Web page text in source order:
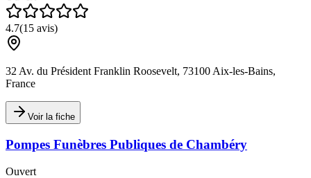
4.7(15 avis)
32 Av. du Président Franklin Roosevelt, 73100 Aix-les-Bains,
France
Voir la fiche
Pompes Funèbres Publiques de Chambéry
Ouvert